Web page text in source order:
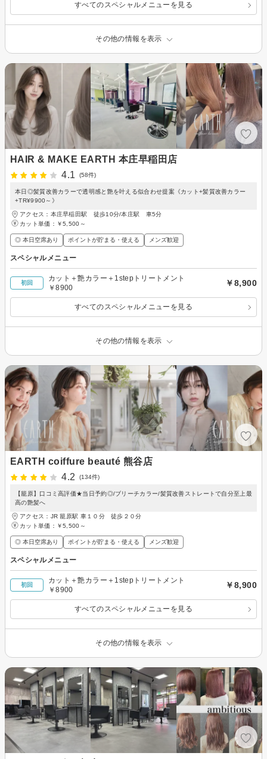
すべてのスペシャルメニューを見る
その他の情報を表示
HAIR & MAKE EARTH 本庄早稲田店
4.1
(58件)
本日◎髪質改善カラーで透明感と艶を叶える似合わせ提案《カット+髪質改善カラー
+TR¥9900～》
アクセス：本庄早稲田駅 徒歩10分/本庄駅 車5分
カット単価： ￥5,500～
◎ 本日空席あり ポイントが貯まる・使える メンズ歓迎
スペシャルメニュー
初回
カット＋艶カラー＋1stepトリートメント
￥8900
￥8,900
すべてのスペシャルメニューを見る
その他の情報を表示
EARTH coiffure beauté 熊谷店
4.2
(134件)
【籠原】口コミ高評価★当日予約◎/ブリーチカラー/髪質改善ストレートで自分至上最
高の艶髪へ
アクセス：JR 籠原駅 車１０分 徒歩２０分
カット単価： ￥5,500～
◎ 本日空席あり ポイントが貯まる・使える メンズ歓迎
スペシャルメニュー
初回
カット＋艶カラー＋1stepトリートメント
￥8900
￥8,900
すべてのスペシャルメニューを見る
その他の情報を表示